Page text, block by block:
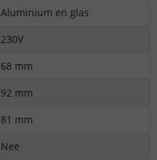
Aluminium en glas
230V
68 mm
92 mm
81 mm
Nee